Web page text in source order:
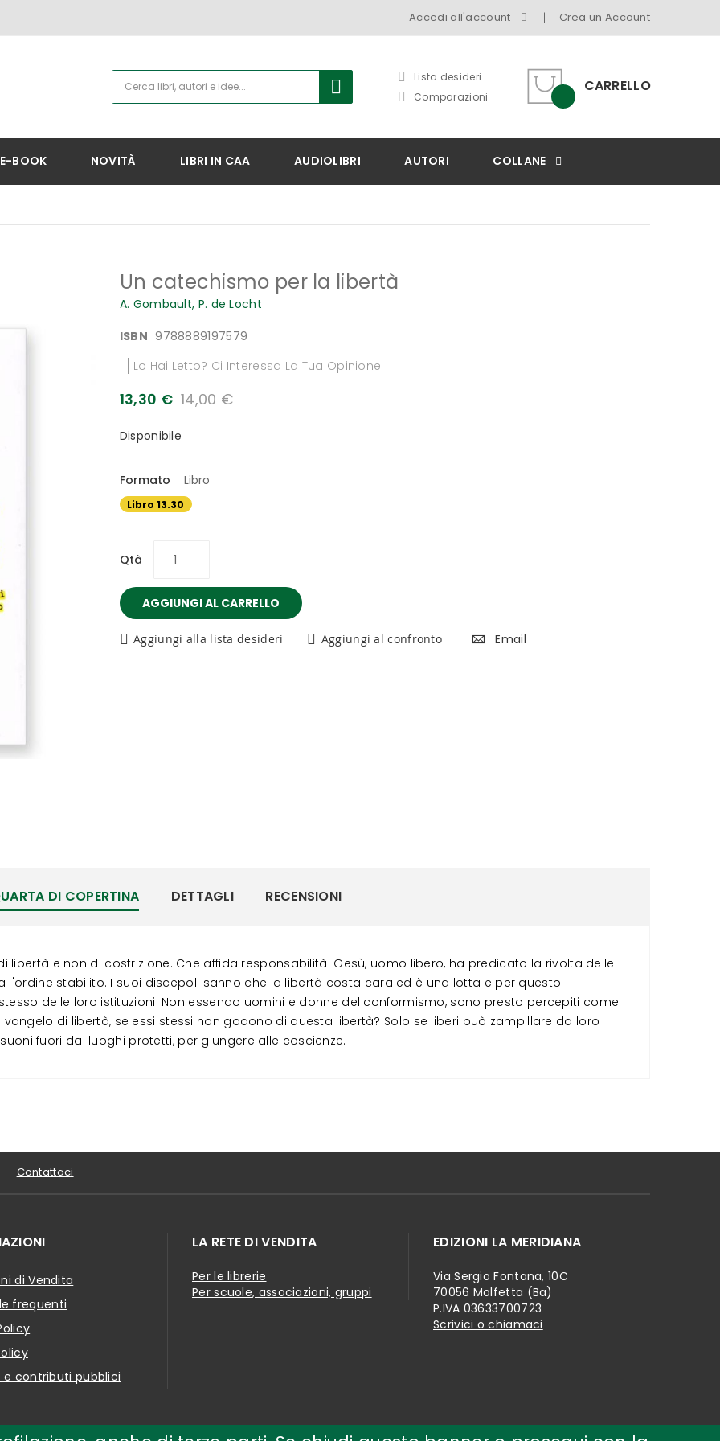
Accedi all'account Crea un Account
CARRELLO
Lista desideri
Comparazioni
E-BOOK NOVITÀ LIBRI IN CAA AUDIOLIBRI AUTORI COLLANE
Un catechismo per la libertà
A. Gombault, P. de Locht
ISBN 9788889197579
Lo Hai Letto? Ci Interessa La Tua Opinione
13,30 € 14,00 €
Disponibile
Formato Libro
Libro 13.30
Qtà
AGGIUNGI AL CARRELLO
Aggiungi alla lista desideri Aggiungi al confronto Email
DI COPERTINA
libertà e non di costrizione. Che affida responsabilità. Gesù, uomo libero, ha predicato la rivolta delle
l'ordine stabilito. I suoi discepoli sanno che la libertà costa cara ed è una lotta e per questo
delle loro istituzioni. Non essendo uomini e donne del conformismo, sono presto percepiti come
di libertà, se essi stessi non godono di questa libertà? Solo se liberi può zampillare da loro
fuori dai luoghi protetti, per giungere alle coscienze.
DETTAGLI RECENSIONI
Contattaci
di Vendita
frequenti
e contributi pubblici
LA RETE DI VENDITA
Per le librerie
Per scuole, associazioni, gruppi
EDIZIONI LA MERIDIANA
Via Sergio Fontana, 10C
70056 Molfetta (Ba)
P.IVA 03633700723
Scrivici o chiamaci